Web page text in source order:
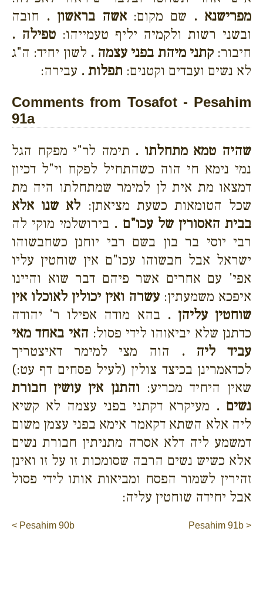
מפרישנא . שם מקום:אשה בראשון . חובה
ובשני רשות ולקמיה יליף טעמייהו:טפילה .
חיבור:קתני מיהת בפני עצמה . לשון יחיד: ה"ג
לא נשים ועבדים וקטנים: תפלות . עבירה:
Comments from Tosafot - Pesahim
91a
שהיה טמא מתחלתו . תימה לר"י מפקח הגל
נמי נימא חי הוה כשהתחיל לפקח וי"ל דכיון
דמצאו מת אית לן למימר שמתחלתו היה מת
שכל הטומאות כשעת מציאתן: לא שנו אלא
בבית האסורין של עכו"ם . בירושלמי מוקי לה
רבי יוסי בר בון בשם רבי יוחנן כשחבשוהו
ישראל אבל חבשוהו עכו"ם אין שוחטין עליו
אפי' עם אחרים אשר פיהם דבר שוא והיינו
איפכא משמעתין: עשרה ואין יכולין לאוכלו אין
שוחטין עליהן . בהא מודה אפילו ר' יהודה
כדתנן שלא יביאוהו לידי פסול: האי באחד מאי
עביד ליה . הוה מצי למימר דאיצטריך
לכדאמרינן בכיצד צולין (לעיל פסחים דף עט:)
שאין היחיד מכריע: והתנן אין עושין חבורת
נשים . מעיקרא דקתני בפני עצמה לא קשיא
ליה אלא השתא דקאמר אימא בפני עצמן משום
דמשמע ליה דלא אסרה מתניתין חבורת נשים
אלא כשיש נשים הרבה שסומכות זו על זו ואינן
זהירין לשמור הפסח ומביאות אותו לידי פסול
אבל יחידה שוחטין עליה:
< Pesahim 90b Pesahim 91b >